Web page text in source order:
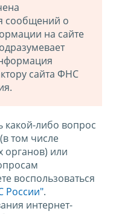
сообщений о
на сайте
сайта ФНС
какой-либо вопрос
том числе
органов) или
воспользоваться
России".
интернет-